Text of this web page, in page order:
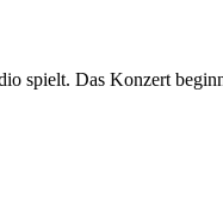
spielt. Das Konzert